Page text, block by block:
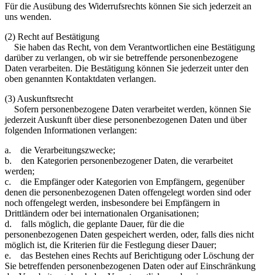
Für die Ausübung des Widerrufsrechts können Sie sich jederzeit an
uns wenden.
(2) Recht auf Bestätigung
Sie haben das Recht, von dem Verantwortlichen eine Bestätigung
darüber zu verlangen, ob wir sie betreffende personenbezogene
Daten verarbeiten. Die Bestätigung können Sie jederzeit unter den
oben genannten Kontaktdaten verlangen.
(3) Auskunftsrecht
Sofern personenbezogene Daten verarbeitet werden, können Sie
jederzeit Auskunft über diese personenbezogenen Daten und über
folgenden Informationen verlangen:
a. die Verarbeitungszwecke;
b. den Kategorien personenbezogener Daten, die verarbeitet
werden;
c. die Empfänger oder Kategorien von Empfängern, gegenüber
denen die personenbezogenen Daten offengelegt worden sind oder
noch offengelegt werden, insbesondere bei Empfängern in
Drittländern oder bei internationalen Organisationen;
d. falls möglich, die geplante Dauer, für die die
personenbezogenen Daten gespeichert werden, oder, falls dies nicht
möglich ist, die Kriterien für die Festlegung dieser Dauer;
e. das Bestehen eines Rechts auf Berichtigung oder Löschung der
Sie betreffenden personenbezogenen Daten oder auf Einschränkung